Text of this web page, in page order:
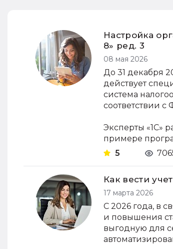
Настройка
8» ред. 3
08 мая 2026
До 31 декабря
действует
система
соответствии
Эксперты «1С»
примере
5
Как вести
17 марта 2026
С 2026 года, в
и повышения
выгодную для